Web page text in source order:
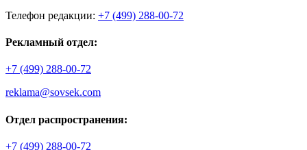
Телефон редакции: +7 (499) 288-00-72
Рекламный отдел:
+7 (499) 288-00-72
reklama@sovsek.com
Отдел распространения:
+7 (499) 288-00-72